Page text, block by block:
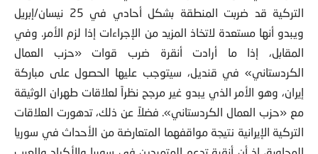
التركية قد ضربت المنطقة بشكل أحادي في 25 نيسان/إبريل
ويبدو أنها مستعدة لاتخاذ المزيد من الإجراءات إذا لزم الأمر. وفي
المقابل، إذا ما أرادت أنقرة ضرب قوات «حزب العمال
الكردستاني» في قنديل، سيتوجب عليها الحصول على مباركة
إيران، وهو الأمر الذي يبدو غير مرجح نظراً لعلاقات طهران الوثيقة
مع «حزب العمال الكردستاني». فضلاً عن ذلك، تدهورت العلاقات
التركية الإيرانية نتيجة مواقفهما المتعارضة من الأحداث في سوريا